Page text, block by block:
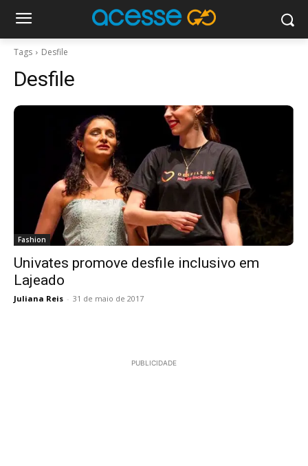
Tags Desfile
Desfile
Fashion
Univates promove desfile inclusivo em
Lajeado
Juliana Reis - 31 de maio de 2017
PUBLICIDADE